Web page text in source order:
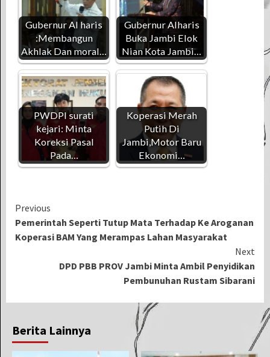
Gubernur Al haris
:Membangun
Akhlak Dan moral…
Gubernur Alharis
Buka Jambi Elok
Nian Kota Jambi…
PWDPI surati
kejari: Minta
Koreksi Pasal
Pada…
Koperasi Merah
Putih Di
Jambi,Motor Baru
Ekonomi…
Continue
Reading
Previous
Pemerintah Seperti Tutup Mata Terhadap Ke Aroganan
Koperasi BAM Yang Merampas Lahan Masyarakat
Next
DPD PBB PROV Jambi Minta Ambil Penyidikan
Pembunuhan Rustam Sibarani
Berita Lainnya